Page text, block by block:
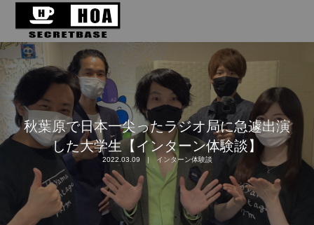
秋葉原で日本一尖ったラジオ局に急遽出演
した大学生【インターン体験談】
2022.03.09 インターン体験談